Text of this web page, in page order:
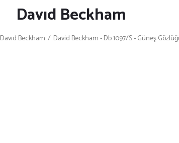
Davıd Beckham
Davıd Beckham David Beckham - Db 1097/S - Güneş